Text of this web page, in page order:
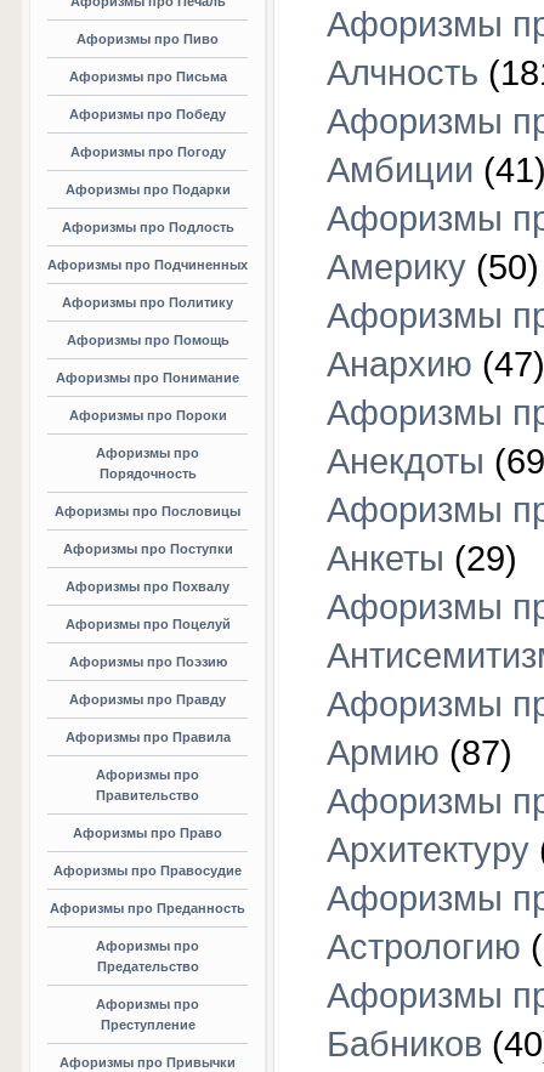
Афоризмы про Пиво
Афоризмы про Письма
Афоризмы про Победу
Афоризмы про Погоду
Афоризмы про Подарки
Афоризмы про Подлость
Афоризмы про Подчиненных
Афоризмы про Политику
Афоризмы про Помощь
Афоризмы про Понимание
Афоризмы про Пороки
Афоризмы про
Порядочность
Афоризмы про Пословицы
Афоризмы про Поступки
Афоризмы про Похвалу
Афоризмы про Поцелуй
Афоризмы про Поэзию
Афоризмы про Правду
Афоризмы про Правила
Афоризмы про
Правительство
Афоризмы про Право
Афоризмы про Правосудие
Афоризмы про Преданность
Афоризмы про
Предательство
Афоризмы про
Преступление
Афоризмы про Привычки
Афоризмы
Алчность
Афоризмы
Амбиции
Афоризмы
Америку (50)
Афоризмы
Анархию (47)
Афоризмы
Анекдоты
Афоризмы
Анкеты (29)
Афоризмы
Афоризмы
Армию (87)
Афоризмы
Архитектуру
Афоризмы
Астрологию
Афоризмы
Бабников